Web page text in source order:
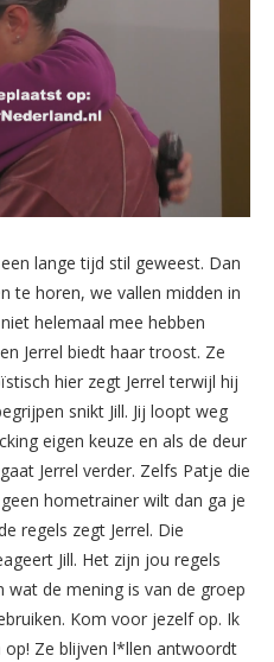
lange tijd stil geweest. Dan
te horen, we vallen midden in
helemaal mee hebben
Jerrel biedt haar troost. Ze
hier zegt Jerrel terwijl hij
snikt Jill. Jij loopt weg
eigen keuze en als de deur
Jerrel verder. Zelfs Patje die
hometrainer wilt dan ga je
regels zegt Jerrel. Die
Jill. Het zijn jou regels
wat de mening is van de groep
Kom voor jezelf op. Ik
Ze blijven l*llen antwoordt